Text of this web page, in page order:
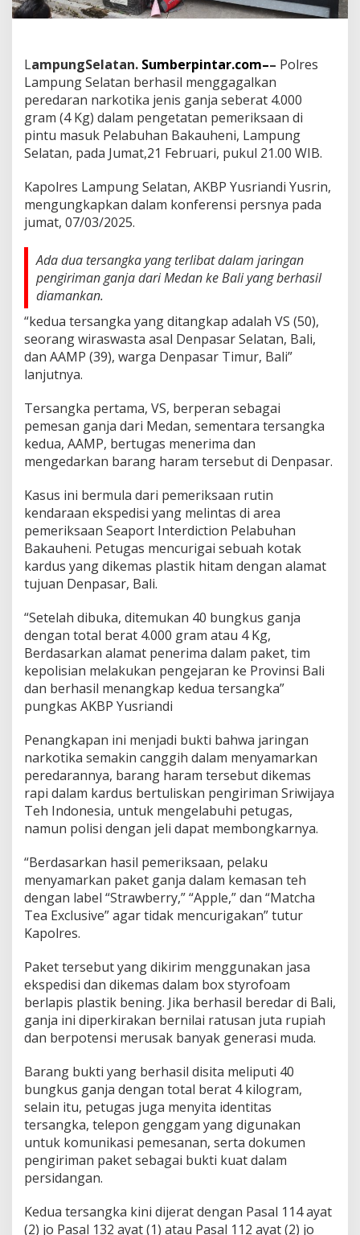
,
l
s
i
A
m
a
n
a
n
G
a
a
LampungSelatan. Sumberpintar.com–– Polres
Lampung Selatan berhasil menggagalkan
peredaran narkotika jenis ganja seberat 4.000
gram (4 Kg) dalam pengetatan pemeriksaan di
pintu masuk Pelabuhan Bakauheni, Lampung
Selatan, pada Jumat,21 Februari, pukul 21.00 WIB.
Kapolres Lampung Selatan, AKBP Yusriandi Yusrin,
mengungkapkan dalam konferensi persnya pada
jumat, 07/03/2025.
Ada dua tersangka yang terlibat dalam jaringan
pengiriman ganja dari Medan ke Bali yang berhasil
diamankan.
“kedua tersangka yang ditangkap adalah VS (50),
seorang wiraswasta asal Denpasar Selatan, Bali,
dan AAMP (39), warga Denpasar Timur, Bali”
lanjutnya.
Tersangka pertama, VS, berperan sebagai
pemesan ganja dari Medan, sementara tersangka
kedua, AAMP, bertugas menerima dan
mengedarkan barang haram tersebut di Denpasar.
Kasus ini bermula dari pemeriksaan rutin
kendaraan ekspedisi yang melintas di area
pemeriksaan Seaport Interdiction Pelabuhan
Bakauheni. Petugas mencurigai sebuah kotak
kardus yang dikemas plastik hitam dengan alamat
tujuan Denpasar, Bali.
“Setelah dibuka, ditemukan 40 bungkus ganja
dengan total berat 4.000 gram atau 4 Kg,
Berdasarkan alamat penerima dalam paket, tim
kepolisian melakukan pengejaran ke Provinsi Bali
dan berhasil menangkap kedua tersangka”
pungkas AKBP Yusriandi
Penangkapan ini menjadi bukti bahwa jaringan
narkotika semakin canggih dalam menyamarkan
peredarannya, barang haram tersebut dikemas
rapi dalam kardus bertuliskan pengiriman Sriwijaya
Teh Indonesia, untuk mengelabuhi petugas,
namun polisi dengan jeli dapat membongkarnya.
“Berdasarkan hasil pemeriksaan, pelaku
menyamarkan paket ganja dalam kemasan teh
dengan label “Strawberry,” “Apple,” dan “Matcha
Tea Exclusive” agar tidak mencurigakan” tutur
Kapolres.
Paket tersebut yang dikirim menggunakan jasa
ekspedisi dan dikemas dalam box styrofoam
berlapis plastik bening. Jika berhasil beredar di Bali,
ganja ini diperkirakan bernilai ratusan juta rupiah
dan berpotensi merusak banyak generasi muda.
Barang bukti yang berhasil disita meliputi 40
bungkus ganja dengan total berat 4 kilogram,
selain itu, petugas juga menyita identitas
tersangka, telepon genggam yang digunakan
untuk komunikasi pemesanan, serta dokumen
pengiriman paket sebagai bukti kuat dalam
persidangan.
Kedua tersangka kini dijerat dengan Pasal 114 ayat
(2) jo Pasal 132 ayat (1) atau Pasal 112 ayat (2) jo